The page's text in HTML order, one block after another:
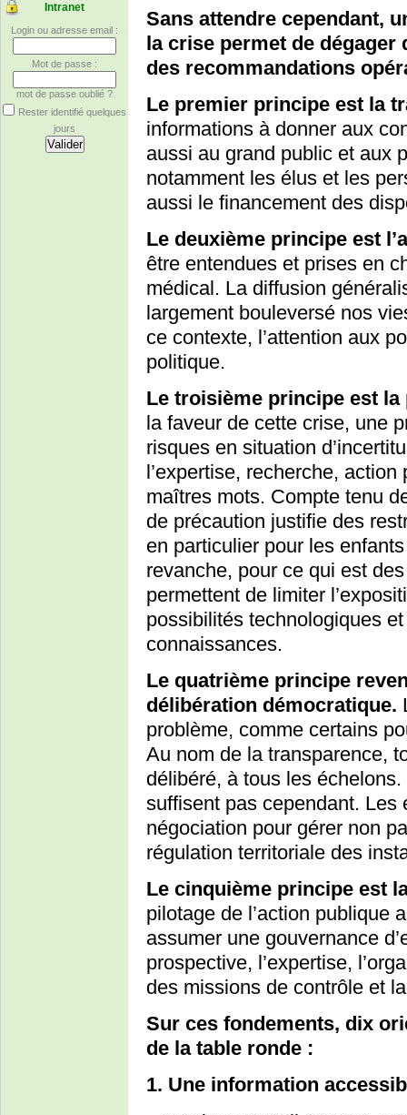
Intranet
Login ou adresse email :
Mot de passe :
mot de passe oublié ?
Rester identifié quelques
jours
Sans attendre cependant,
la crise permet de dégager
des recommandations
Le premier principe est la
informations à donner aux
aussi au grand public et aux
notamment les élus et les
aussi le financement des
Le deuxième principe est
être entendues et prises en
médical. La diffusion
largement bouleversé nos
ce contexte, l’attention aux
politique.
Le troisième principe est la
la faveur de cette crise, une
risques en situation
l’expertise, recherche,
maîtres mots. Compte tenu
de précaution justifie des
en particulier pour les
revanche, pour ce qui est
permettent de limiter
possibilités technologiques
connaissances.
Le quatrième principe
délibération démocratique.
problème, comme certains
Au nom de la transparence,
délibéré, à tous les
suffisent pas cependant. Les
négociation pour gérer non
régulation territoriale des
Le cinquième principe est
pilotage de l’action publique
assumer une gouvernance
prospective, l’expertise,
des missions de contrôle et
Sur ces fondements, dix
de la table ronde :
1. Une information